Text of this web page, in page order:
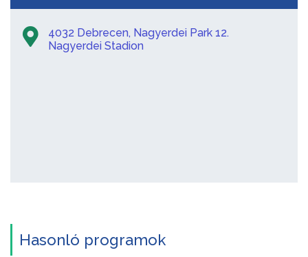
4032 Debrecen, Nagyerdei Park 12.
Nagyerdei Stadion
Hasonló programok